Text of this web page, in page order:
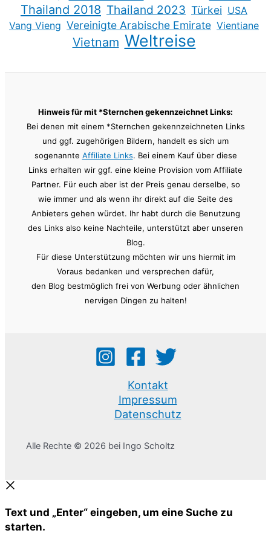
Thailand 2018 Thailand 2023 Türkei USA
Vang Vieng Vereinigte Arabische Emirate Vientiane
Vietnam Weltreise
Hinweis für mit *Sternchen gekennzeichnet Links:
Bei denen mit einem *Sternchen gekennzeichneten Links
und ggf. zugehörigen Bildern, handelt es sich um
sogenannte Affiliate Links. Bei einem Kauf über diese
Links erhalten wir ggf. eine kleine Provision vom Affiliate
Partner. Für euch aber ist der Preis genau derselbe, so
wie immer und als wenn ihr direkt auf die Seite des
Anbieters gehen würdet. Ihr habt durch die Benutzung
des Links also keine Nachteile, unterstützt aber unseren
Blog.
Für diese Unterstützung möchten wir uns hiermit im
Voraus bedanken und versprechen dafür,
den Blog bestmöglich frei von Werbung oder ähnlichen
nervigen Dingen zu halten!
Kontakt
Impressum
Datenschutz
Alle Rechte © 2026 bei Ingo Scholtz
Text und „Enter“ eingeben, um eine Suche zu
starten.